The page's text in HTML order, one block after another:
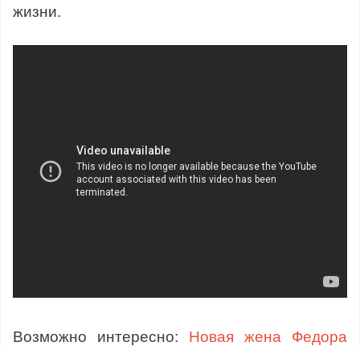
жизни.
Возможно интересно: Новая жена Федора